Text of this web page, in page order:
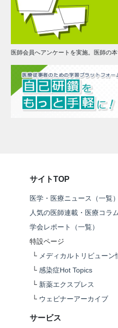
医師会員へアンケートを実施。医師の本
サイトTOP
医学・医療ニュース（一覧）
人気の医師連載・医療コラム
学会レポート（一覧）
特設ページ
└ メディカルトリビューン
└ 感染症Hot Topics
└ 新薬エクスプレス
└ ウェビナーアーカイブ
サービス